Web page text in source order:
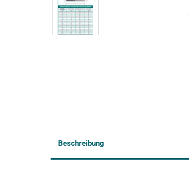
Beschreibung